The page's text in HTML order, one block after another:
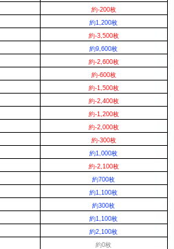
約-200枚
約1,200枚
約-3,500枚
約9,600枚
約-2,600枚
約-600枚
約-1,500枚
約-2,400枚
約-1,200枚
約-2,000枚
約-300枚
約1,000枚
約-2,100枚
約700枚
約1,100枚
約300枚
約1,100枚
約2,100枚
約0枚